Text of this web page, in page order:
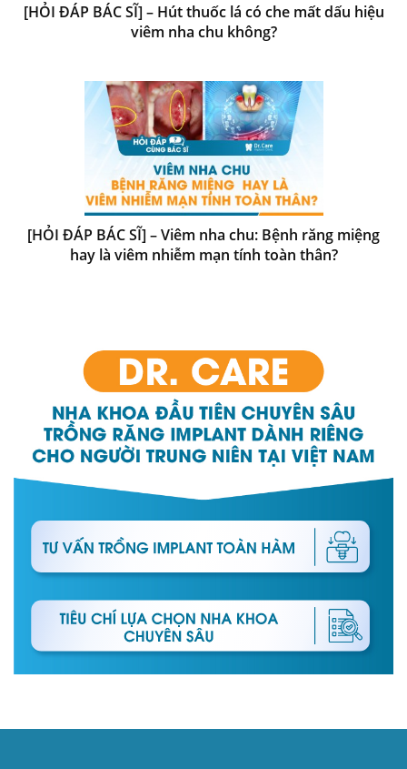
[HỎI ĐÁP BÁC SĨ] – Hút thuốc lá có che mất dấu hiệu
viêm nha chu không?
[HỎI ĐÁP BÁC SĨ] – Viêm nha chu: Bệnh răng miệng
hay là viêm nhiễm mạn tính toàn thân?